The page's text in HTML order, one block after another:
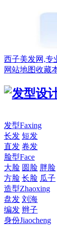
西子美发网,专
网站地图收藏
发型Faxing
长发 短发
直发 卷发
脸型Face
大脸 圆脸 胖脸
方脸 长脸 瓜子
造型Zhaoxing
盘发 刘海
编发 辫子
身份Jiaocheng